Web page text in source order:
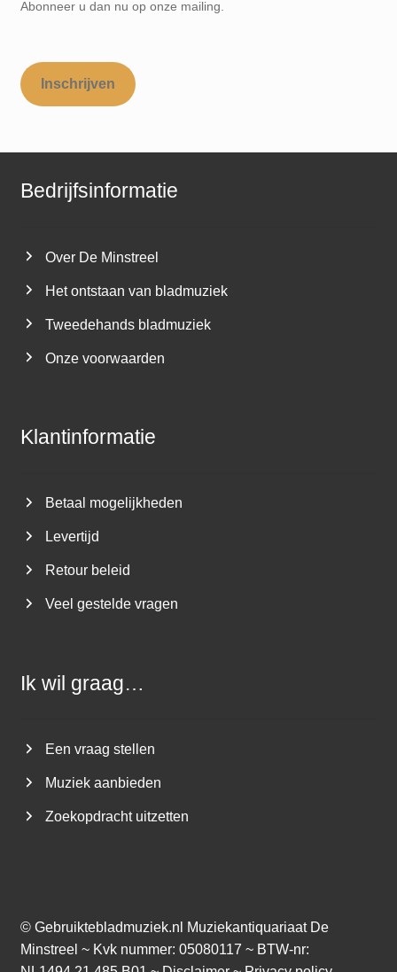
Abonneer u dan nu op onze mailing.
Inschrijven
Bedrijfsinformatie
Over De Minstreel
Het ontstaan van bladmuziek
Tweedehands bladmuziek
Onze voorwaarden
Klantinformatie
Betaal mogelijkheden
Levertijd
Retour beleid
Veel gestelde vragen
Ik wil graag…
Een vraag stellen
Muziek aanbieden
Zoekopdracht uitzetten
© Gebruiktebladmuziek.nl
Muziekantiquariaat De
Minstreel ~ Kvk nummer: 05080117 ~ BTW-nr: